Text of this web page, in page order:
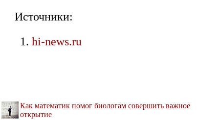
Источники:
hi-news.ru
Как математик помог биологам совершить важное
открытие